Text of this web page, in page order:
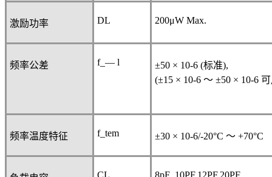
激励功率 DL 200μW Max.
频率公差 f_— l ±50 × 10-6 (标准),
(±15 × 10-6 ～ ±50 × 10-6
频率温度特征 f_tem ±30 × 10-6/-20°C ～ +70°C